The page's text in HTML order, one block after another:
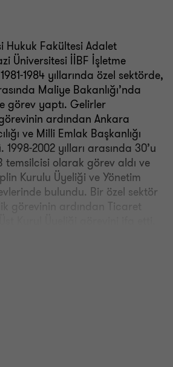
Hukuk Fakültesi Adalet
Üniversitesi İİBF İşletme
1984 yıllarında özel sektörde,
Maliye Bakanlığı’nda
görev yaptı. Gelirler
ardından Ankara
ve Milli Emlak Başkanlığı
2002 yılları arasında 30’u
temsilcisi olarak görev aldı ve
Kurulu Üyeliği ve Yönetim
bulundu. Bir özel sektör
görevinin ardından Ticaret
Yeminli Mali Müşavir ve